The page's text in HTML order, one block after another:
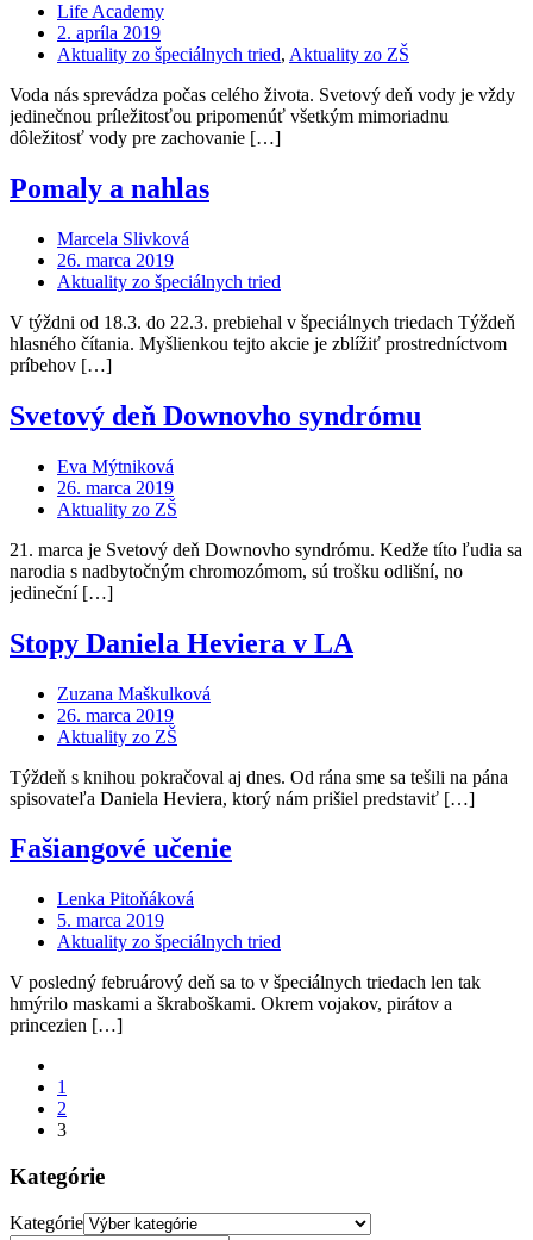
Life Academy
2. apríla 2019
Aktuality zo špeciálnych tried, Aktuality zo ZŠ
Voda nás sprevádza počas celého života. Svetový deň vody je vždy
jedinečnou príležitosťou pripomenúť všetkým mimoriadnu
dôležitosť vody pre zachovanie […]
Pomaly a nahlas
Marcela Slivková
26. marca 2019
Aktuality zo špeciálnych tried
V týždni od 18.3. do 22.3. prebiehal v špeciálnych triedach Týždeň
hlasného čítania. Myšlienkou tejto akcie je zblížiť prostredníctvom
príbehov […]
Svetový deň Downovho syndrómu
Eva Mýtniková
26. marca 2019
Aktuality zo ZŠ
21. marca je Svetový deň Downovho syndrómu. Kedže títo ľudia sa
narodia s nadbytočným chromozómom, sú trošku odlišní, no
jedineční […]
Stopy Daniela Heviera v LA
Zuzana Maškulková
26. marca 2019
Aktuality zo ZŠ
Týždeň s knihou pokračoval aj dnes. Od rána sme sa tešili na pána
spisovateľa Daniela Heviera, ktorý nám prišiel predstaviť […]
Fašiangové učenie
Lenka Pitoňáková
5. marca 2019
Aktuality zo špeciálnych tried
V posledný februárový deň sa to v špeciálnych triedach len tak
hmýrilo maskami a škraboškami. Okrem vojakov, pirátov a
princezien […]
1
2
3
Kategórie
Kategórie